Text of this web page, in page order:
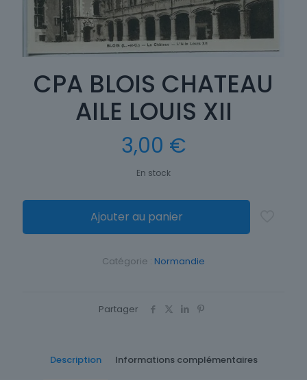
CPA BLOIS CHATEAU
AILE LOUIS XII
3,00 €
En stock
Ajouter au panier
Catégorie : Normandie
Partager
Description Informations complémentaires